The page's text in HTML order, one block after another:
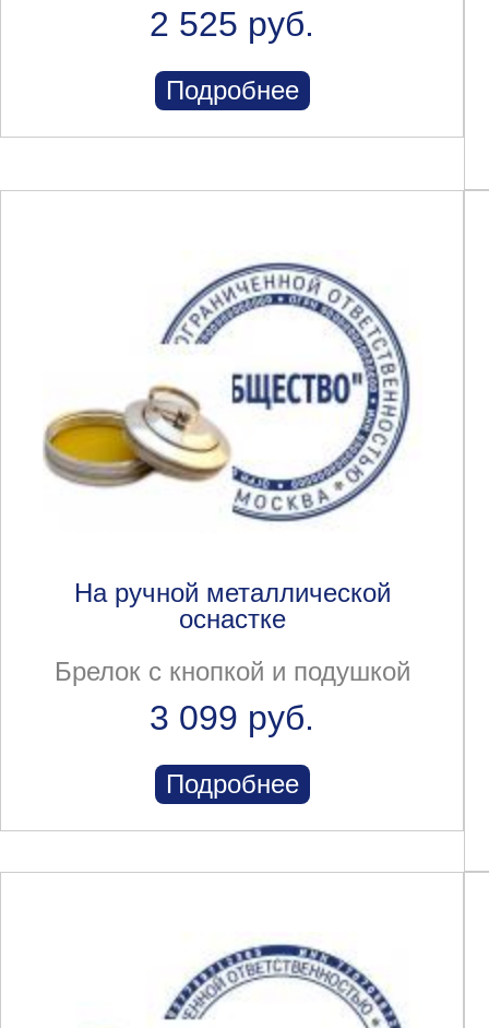
2 525 руб.
Подробнее
На ручной металлической
оснастке
Брелок с кнопкой и подушкой
3 099 руб.
Подробнее